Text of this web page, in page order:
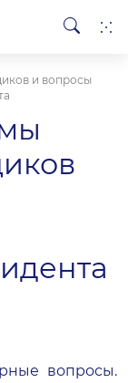
и вопросы
вопросы.